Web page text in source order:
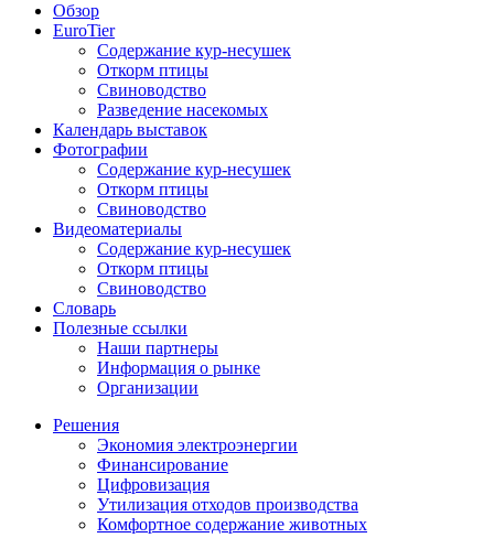
Обзор
EuroTier
Содержание кур-несушек
Откорм птицы
Свиноводство
Разведение насекомых
Календарь выставок
Фотографии
Содержание кур-несушек
Откорм птицы
Свиноводство
Видеоматериалы
Содержание кур-несушек
Откорм птицы
Свиноводство
Словарь
Полезные ссылки
Наши партнеры
Информация о рынке
Организации
Решения
Экономия электроэнергии
Финансирование
Цифровизация
Утилизация отходов производства
Комфортное содержание животных